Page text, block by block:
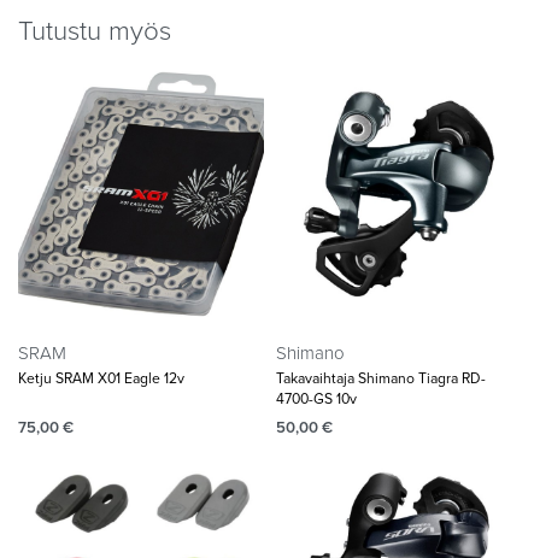
Tutustu myös
SRAM
Ketju SRAM X01 Eagle 12v
75,00€
Shimano
Takavaihtaja Shimano Tiagra RD-
4700-GS 10v
50,00€